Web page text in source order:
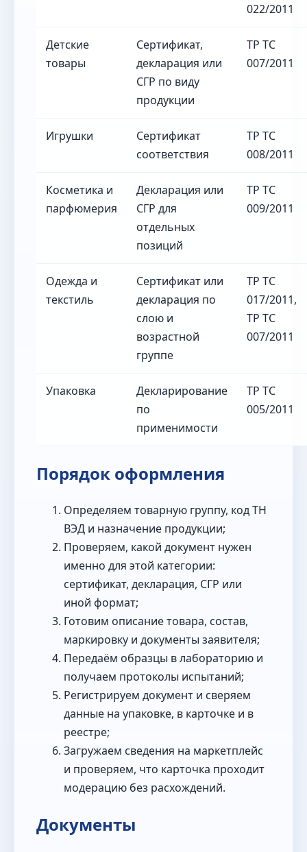
022/2011
Детские
товары
Сертификат,
декларация или
СГР по виду
продукции
ТР ТС
007/2011
Игрушки
Сертификат
соответствия
ТР ТС
008/2011
Косметика и
парфюмерия
Декларация или
СГР для
отдельных
позиций
ТР ТС
009/2011
Одежда и
текстиль
Сертификат или
декларация по
слою и
возрастной
группе
ТР ТС
017/2011,
ТР ТС
007/2011
Упаковка
Декларирование
по
применимости
ТР ТС
005/2011
Порядок оформления
Определяем товарную группу, код ТН
ВЭД и назначение продукции;
Проверяем, какой документ нужен
именно для этой категории:
сертификат, декларация, СГР или
иной формат;
Готовим описание товара, состав,
маркировку и документы заявителя;
Передаём образцы в лабораторию и
получаем протоколы испытаний;
Регистрируем документ и сверяем
данные на упаковке, в карточке и в
реестре;
Загружаем сведения на маркетплейс
и проверяем, что карточка проходит
модерацию без расхождений.
Документы